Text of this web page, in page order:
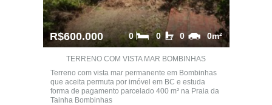
R$600.000 0m²
0
0
0
TERRENO COM VISTA MAR BOMBINHAS
Terreno com vista mar permanente em Bombinhas
que aceita permuta por imóvel em BC e estuda
forma de pagamento parcelado 400 m² na Praia da
Tainha Bombinhas